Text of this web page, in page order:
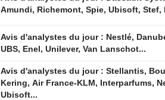
Amundi, Richemont, Spie, Ubisoft, Stef,
Avis d'analystes du jour : Nestlé,
UBS, Enel, Unilever, Van Lanschot...
Avis d'analystes du jour : Stellantis,
Kering, Air France-KLM, Interparfums,
Ubisoft...